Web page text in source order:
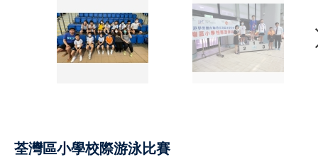
荃灣區小學校際游泳比賽